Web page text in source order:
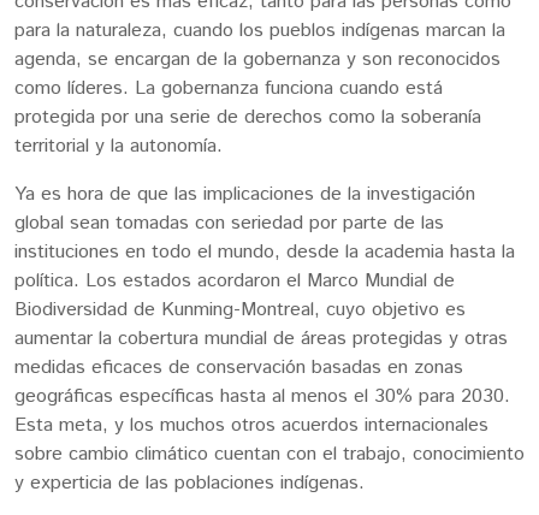
para la naturaleza, cuando los pueblos indígenas marcan la
agenda, se encargan de la gobernanza y son reconocidos
como líderes. La gobernanza funciona cuando está
protegida por una serie de derechos como la soberanía
territorial y la autonomía.
Ya es hora de que las implicaciones de la investigación
global sean tomadas con seriedad por parte de las
instituciones en todo el mundo, desde la academia hasta la
política. Los estados acordaron el Marco Mundial de
Biodiversidad de Kunming-Montreal, cuyo objetivo es
aumentar la cobertura mundial de áreas protegidas y otras
medidas eficaces de conservación basadas en zonas
geográficas específicas hasta al menos el 30% para 2030.
Esta meta, y los muchos otros acuerdos internacionales
sobre cambio climático cuentan con el trabajo, conocimiento
y experticia de las poblaciones indígenas.